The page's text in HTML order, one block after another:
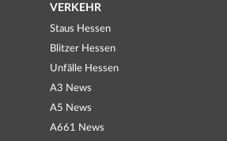
VERKEHR
Staus Hessen
Blitzer Hessen
Unfälle Hessen
A3 News
A5 News
A661 News